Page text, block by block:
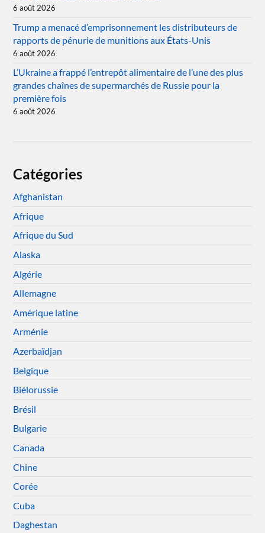
6 août 2026
Trump a menacé d’emprisonnement les distributeurs de
rapports de pénurie de munitions aux États-Unis
6 août 2026
L’Ukraine a frappé l’entrepôt alimentaire de l’une des plus
grandes chaînes de supermarchés de Russie pour la
première fois
6 août 2026
Catégories
Afghanistan
Afrique
Afrique du Sud
Alaska
Algérie
Allemagne
Amérique latine
Arménie
Azerbaïdjan
Belgique
Biélorussie
Brésil
Bulgarie
Canada
Chine
Corée
Cuba
Daghestan